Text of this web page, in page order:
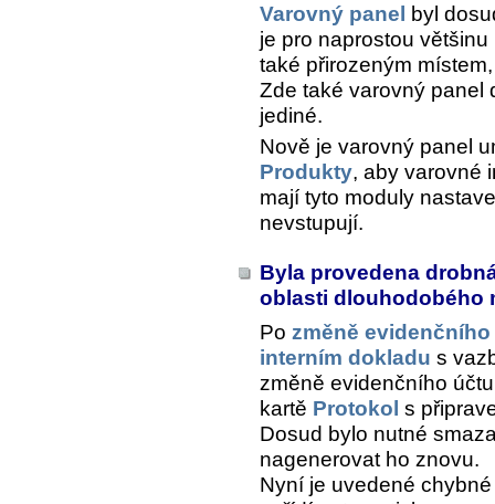
Varovný panel byl
je pro naprostou
také přirozeným
Zde také varovný panel
jediné.
Nově je varovný panel
Produkty, aby varovné
mají tyto moduly
nevstupují.
Byla provedena
oblasti dlouhodobého
Po změně
interním dokladu s
změně evidenčního
kartě Protokol s
Dosud bylo nutné
nagenerovat ho znovu.
Nyní je uvedené